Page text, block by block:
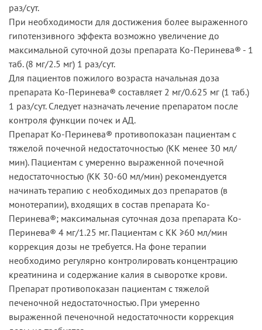
раз/сут.
При необходимости для достижения более выраженного
гипотензивного эффекта возможно увеличение до
максимальной суточной дозы препарата Ко-Перинева® - 1
таб. (8 мг/2.5 мг) 1 раз/сут.
Для пациентов пожилого возраста начальная доза
препарата Ко-Перинева® составляет 2 мг/0.625 мг (1 таб.)
1 раз/сут. Следует назначать лечение препаратом после
контроля функции почек и АД.
Препарат Ко-Перинева® противопоказан пациентам с
тяжелой почечной недостаточностью (КК менее 30 мл/
мин). Пациентам с умеренно выраженной почечной
недостаточностью (КК 30-60 мл/мин) рекомендуется
начинать терапию с необходимых доз препаратов (в
монотерапии), входящих в состав препарата Ко-
Перинева®; максимальная суточная доза препарата Ко-
Перинева® 4 мг/1.25 мг. Пациентам с КК ≥60 мл/мин
коррекция дозы не требуется. На фоне терапии
необходимо регулярно контролировать концентрацию
креатинина и содержание калия в сыворотке крови.
Препарат противопоказан пациентам с тяжелой
печеночной недостаточностью. При умеренно
выраженной печеночной недостаточности коррекция